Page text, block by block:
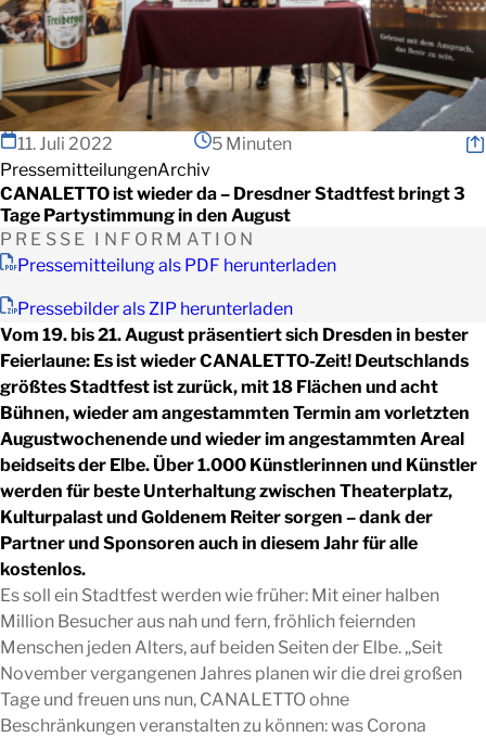
11. Juli 2022
5 Minuten
PressemitteilungenArchiv
CANALETTO ist wieder da – Dresdner Stadtfest bringt 3
Tage Partystimmung in den August
PRESSE INFORMATION
Pressemitteilung als PDF herunterladen
Pressebilder als ZIP herunterladen
Vom 19. bis 21. August präsentiert sich Dresden in bester
Feierlaune: Es ist wieder CANALETTO-Zeit! Deutschlands
größtes Stadtfest ist zurück, mit 18 Flächen und acht
Bühnen, wieder am angestammten Termin am vorletzten
Augustwochenende und wieder im angestammten Areal
beidseits der Elbe. Über 1.000 Künstlerinnen und Künstler
werden für beste Unterhaltung zwischen Theaterplatz,
Kulturpalast und Goldenem Reiter sorgen – dank der
Partner und Sponsoren auch in diesem Jahr für alle
kostenlos.
Es soll ein Stadtfest werden wie früher: Mit einer halben
Million Besucher aus nah und fern, fröhlich feiernden
Menschen jeden Alters, auf beiden Seiten der Elbe. „Seit
November vergangenen Jahres planen wir die drei großen
Tage und freuen uns nun, CANALETTO ohne
Beschränkungen veranstalten zu können: was Corona